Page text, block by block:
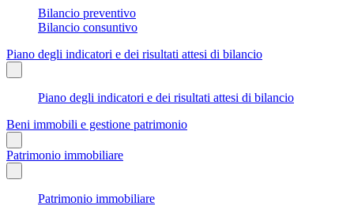
Bilancio preventivo
Bilancio consuntivo
Piano degli indicatori e dei risultati attesi di bilancio
Piano degli indicatori e dei risultati attesi di bilancio
Beni immobili e gestione patrimonio
Patrimonio immobiliare
Patrimonio immobiliare